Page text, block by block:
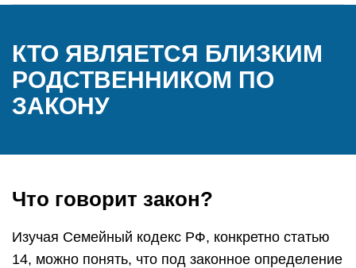
КТО ЯВЛЯЕТСЯ БЛИЗКИМ
РОДСТВЕННИКОМ ПО
ЗАКОНУ
Что говорит закон?
Изучая Семейный кодекс РФ, конкретно статью
14, можно понять, что под законное определение